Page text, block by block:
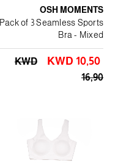
OSH MOMENTS
Pack of 3 Seamless Sports
Bra - Mixed
KWD 10٫50
KWD
16٫90